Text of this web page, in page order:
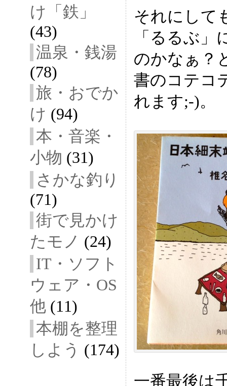
け「鉄」
(43)
温泉・銭湯
(78)
旅・おでか
け (94)
本・音楽・
小物 (31)
さかな釣り
(71)
街で見かけ
たモノ (24)
IT・ソフト
ウェア・OS
他 (11)
本棚を整理
しよう (174)
それにして
「るるぶ
のかなぁ？
書のコテコ
れます;-)。
一番最後は